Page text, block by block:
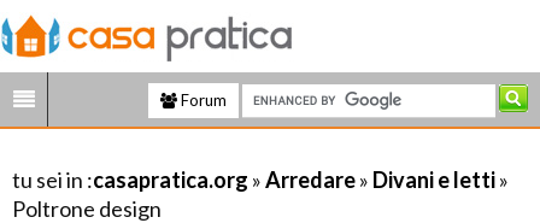
Forum
tu sei in :casapratica.org »Arredare» Divani e letti»
Poltrone design